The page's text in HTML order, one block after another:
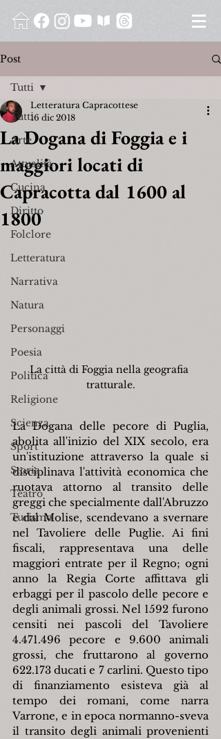
Post
Tutti
Arte
Attualità
Cucina
Diritto
Folclore
Letteratura
Narrativa
Natura
Personaggi
Poesia
Politica
Religione
Scienza
Sport
Storia
Teatro
Turismo
Tutti
La Dogana di Foggia e i
maggiori locati di
Capracotta dal 1600 al
1800
Letteratura Capracottese
16 dic 2018
La città di Foggia nella geografia
tratturale.
La Dogana delle pecore di Puglia,
abolita all'inizio del XIX secolo, era
un'istituzione attraverso la quale si
disciplinava l'attività economica che
ruotava attorno al transito delle
greggi che specialmente dall'Abruzzo
e dal Molise, scendevano a svernare
nel Tavoliere delle Puglie. Ai fini
fiscali, rappresentava una delle
maggiori entrate per il Regno; ogni
anno la Regia Corte affittava gli
erbaggi per il pascolo delle pecore e
degli animali grossi. Nel 1592 furono
censiti nei pascoli del Tavoliere
4.471.496 pecore e 9.600 animali
grossi, che fruttarono al governo
622.173 ducati e 7 carlini. Questo tipo
di finanziamento esisteva già al
tempo dei romani, come narra
Varrone, e in epoca normanno-sveva
il transito degli animali provenienti